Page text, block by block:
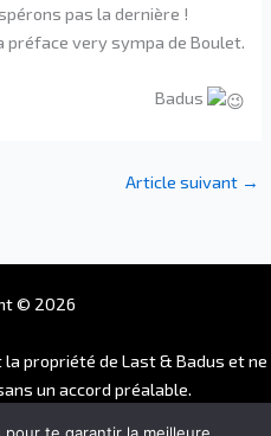
pas la dernière !
préface very sympa de Boulet.
Badus
Article suivant →
© 2026
propriété de Last & Badus et ne
un accord préalable.